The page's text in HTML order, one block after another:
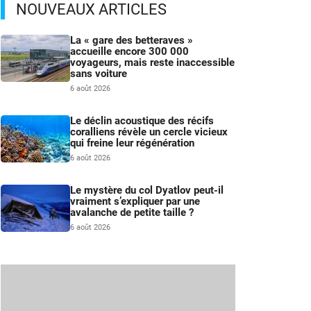
NOUVEAUX ARTICLES
La « gare des betteraves »
accueille encore 300 000
voyageurs, mais reste inaccessible
sans voiture
6 août 2026
Le déclin acoustique des récifs
coralliens révèle un cercle vicieux
qui freine leur régénération
6 août 2026
Le mystère du col Dyatlov peut-il
vraiment s’expliquer par une
avalanche de petite taille ?
6 août 2026